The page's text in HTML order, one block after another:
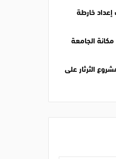
خارطة
الجامعة
الثرثار على